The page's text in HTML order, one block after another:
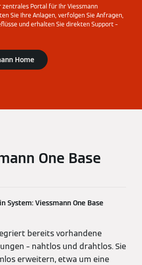
zentrales Portal für Ihr Viessmann
Sie Ihre Anlagen, verfolgen Sie Anfragen,
und erhalten Sie direkten Support –
Home
One Base
System: Viessmann One Base
bereits vorhandene
– nahtlos und drahtlos. Sie
erweitern, etwa um eine